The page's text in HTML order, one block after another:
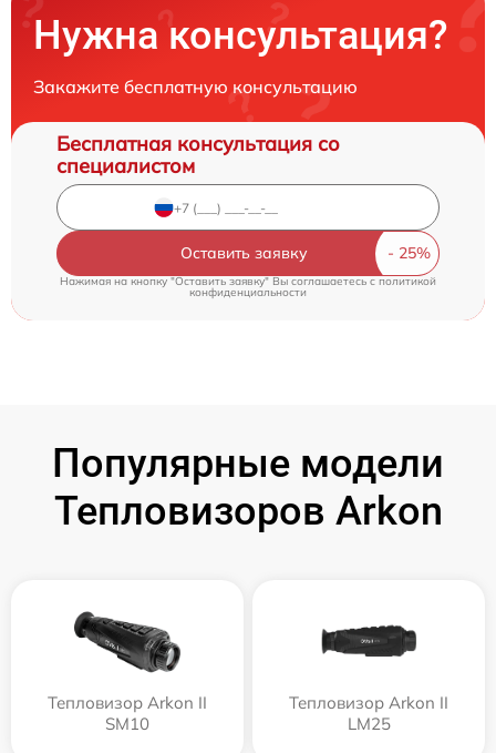
Нужна консультация?
Закажите бесплатную консультацию
Бесплатная консультация со
специалистом
Оставить заявку
Нажимая на кнопку "Оставить заявку" Вы соглашаетесь c политикой
конфиденциальности
Популярные модели
Тепловизоров Arkon
Тепловизор Arkon II
SM10
Тепловизор Arkon II
LM25